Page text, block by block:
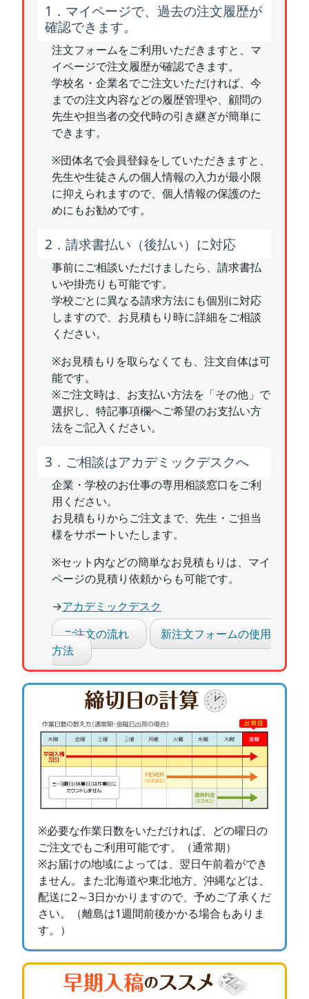
1．マイページで、過去の注文履歴が
確認できます。
注文フォームをご利用いただきますと、マ
イページで注文履歴が確認できます。
学校名・企業名でご注文いただければ、今
までの注文内容などの履歴管理や、顧問の
先生や担当者の交代時の引き継ぎが簡単に
できます。
※団体名で会員登録をしていただきますと、
先生や生徒さんの個人情報の入力が最小限
に抑えられますので、個人情報の保護のた
めにもお勧めです。
2．請求書払い（後払い）に対応
事前にご相談いただけましたら、請求書払
いや掛売りも可能です。
学校ごとに異なる請求方法にも個別に対応
しますので、お見積もり時に詳細をご相談
ください。
※お見積もりを取らなくても、注文自体は可
能です。
※ご注文時は、お支払い方法を「その他」で
選択し、特記事項欄へご希望のお支払い方
法をご記入ください。
3．ご相談はアカデミックデスクへ
企業・学校のお仕事の専用相談窓口をご利
用ください。
お見積もりからご注文まで、先生・ご担当
様をサポートいたします。
※セット内などの簡単なお見積もりは、マイ
ページの見積り依頼からも可能です。
→アカデミックデスク
ご注文の流れ
新注文フォームの使用
方法
※必要な作業日数をいただければ、どの曜日の
ご注文でもご利用可能です。（通常期）
※お届けの地域によっては、翌日午前着ができ
ません。また北海道や東北地方、沖縄などは、
配送に2～3日かかりますので、予めご了承くだ
さい。（離島は1週間前後かかる場合もありま
す。）